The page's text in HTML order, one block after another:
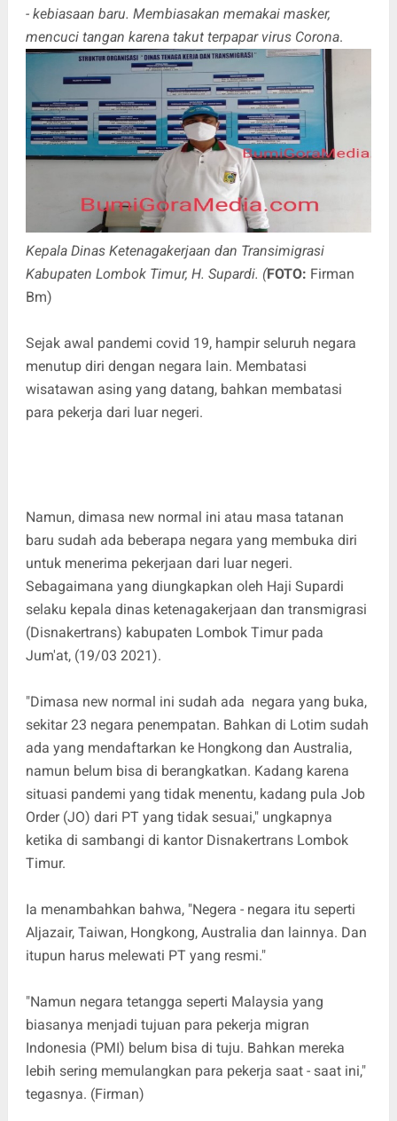
- kebiasaan baru. Membiasakan memakai masker,
mencuci tangan karena takut terpapar virus Corona.
Kepala Dinas Ketenagakerjaan dan Transimigrasi
Kabupaten Lombok Timur, H. Supardi. (FOTO: Firman
Bm)
Sejak awal pandemi covid 19, hampir seluruh negara
menutup diri dengan negara lain. Membatasi
wisatawan asing yang datang, bahkan membatasi
para pekerja dari luar negeri.
Namun, dimasa new normal ini atau masa tatanan
baru sudah ada beberapa negara yang membuka diri
untuk menerima pekerjaan dari luar negeri.
Sebagaimana yang diungkapkan oleh Haji Supardi
selaku kepala dinas ketenagakerjaan dan transmigrasi
(Disnakertrans) kabupaten Lombok Timur pada
Jum'at, (19/03 2021).
"Dimasa new normal ini sudah ada negara yang buka,
sekitar 23 negara penempatan. Bahkan di Lotim sudah
ada yang mendaftarkan ke Hongkong dan Australia,
namun belum bisa di berangkatkan. Kadang karena
situasi pandemi yang tidak menentu, kadang pula Job
Order (JO) dari PT yang tidak sesuai," ungkapnya
ketika di sambangi di kantor Disnakertrans Lombok
Timur.
Ia menambahkan bahwa, "Negera - negara itu seperti
Aljazair, Taiwan, Hongkong, Australia dan lainnya. Dan
itupun harus melewati PT yang resmi."
"Namun negara tetangga seperti Malaysia yang
biasanya menjadi tujuan para pekerja migran
Indonesia (PMI) belum bisa di tuju. Bahkan mereka
lebih sering memulangkan para pekerja saat - saat ini,"
tegasnya. (Firman)